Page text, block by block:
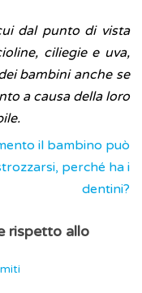
dal punto di vista
ciliegie e uva,
bambini anche se
a causa della loro
il bambino può
perché ha i
dentini?
rispetto allo